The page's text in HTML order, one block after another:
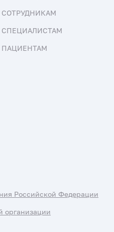
СОТРУДНИКАМ
СПЕЦИАЛИСТАМ
ПАЦИЕНТАМ
Российской Федерации
организации